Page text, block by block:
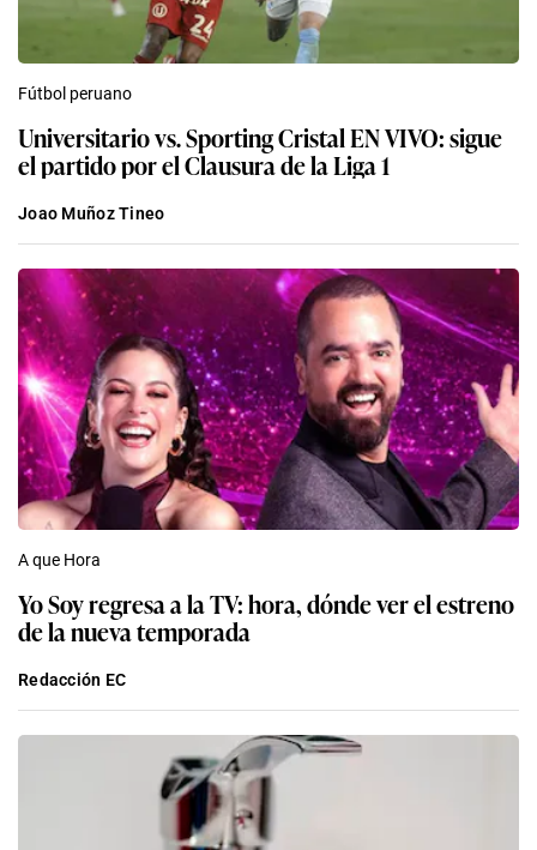
Fútbol peruano
Universitario vs. Sporting Cristal EN VIVO: sigue
el partido por el Clausura de la Liga 1
Joao Muñoz Tineo
A que Hora
Yo Soy regresa a la TV: hora, dónde ver el estreno
de la nueva temporada
Redacción EC